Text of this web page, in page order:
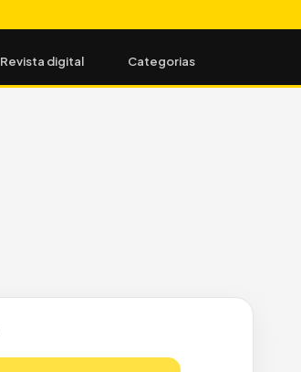
Revista digital Categorias